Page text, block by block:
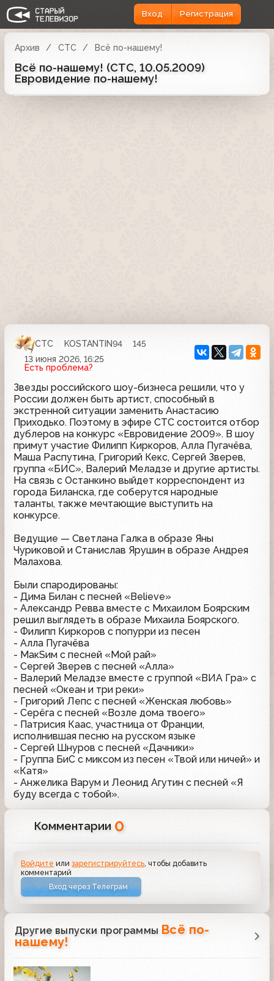
Вход Регистрация
Архив СТС Всё по-нашему!
Всё по-нашему! (СТС, 10.05.2009)
Евровидение по-нашему!
СТС KOSTANTIN94
145
13 июня 2026, 16:25
Есть проблема?
Звезды российского шоу-бизнеса решили, что у
России должен быть артист, способный в
экстренной ситуации заменить Анастасию
Приходько. Поэтому в эфире СТС состоится отбор
дублеров на конкурс «Евровидение 2009». В шоу
примут участие Филипп Киркоров, Алла Пугачёва,
Маша Распутина, Григорий Кекс, Сергей Зверев,
группа «БИС», Валерий Меладзе и другие артисты.
На связь с Останкино выйдет корреспондент из
города Биланска, где соберутся народные
таланты, также мечтающие выступить на
конкурсе.
Ведущие — Светлана Галка в образе Яны
Чуриковой и Станислав Ярушин в образе Андрея
Малахова.
Были спародированы:
- Дима Билан с песней «Believe»
- Александр Ревва вместе с Михаилом Боярским
решил выглядеть в образе Михаила Боярского.
- Филипп Киркоров с попурри из песен
- Алла Пугачёва
- МакSим с песней «Мой рай»
- Сергей Зверев с песней «Алла»
- Валерий Меладзе вместе с группой «ВИА Гра» с
песней «Океан и три реки»
- Григорий Лепс с песней «Женская любовь»
- Серёга с песней «Возле дома твоего»
- Патрисия Каас, участница от Франции,
исполнившая песню на русском языке
- Сергей Шнуров с песней «Дачники»
- Группа БиС с миксом из песен «Твой или ничей» и
«Катя»
- Анжелика Варум и Леонид Агутин с песней «Я
буду всегда с тобой».
Комментарии 0
Войдите илизарегистрируйтесь , чтобы добавить
комментарий
Вход через Телеграм
Другие выпуски программы Всё по-
нашему!